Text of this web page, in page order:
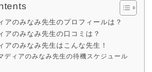
アのみなみ先生のプロフィールは？
アのみなみ先生の口コミは？
アのみなみ先生はこんな先生！
ディアのみなみ先生の待機スケジュール